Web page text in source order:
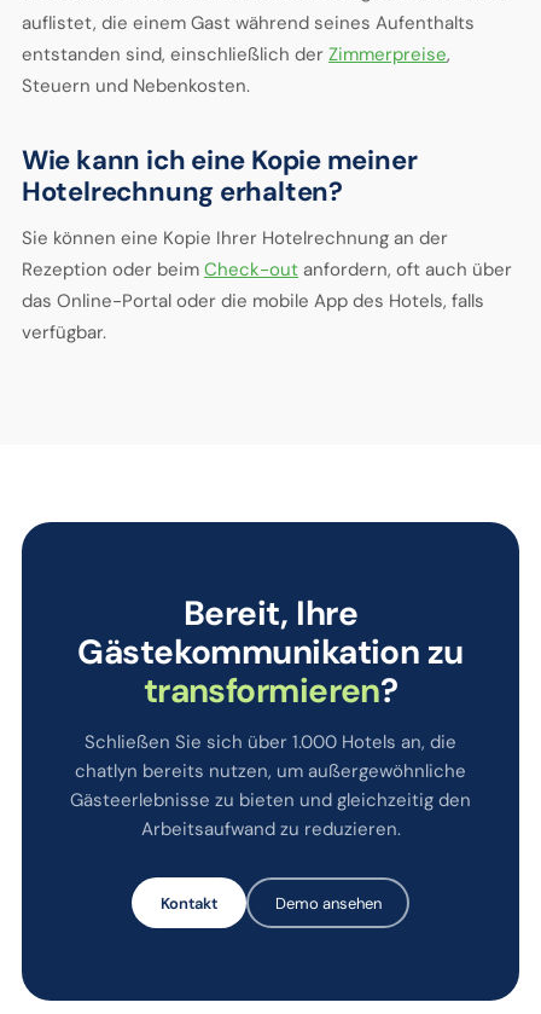
auflistet, die einem Gast während seines Aufenthalts
entstanden sind, einschließlich der Zimmerpreise,
Steuern und Nebenkosten.
Wie kann ich eine Kopie meiner
Hotelrechnung erhalten?
Sie können eine Kopie Ihrer Hotelrechnung an der
Rezeption oder beim Check-outanfordern, oft auch über
das Online-Portal oder die mobile App des Hotels, falls
verfügbar.
Bereit, Ihre
Gästekommunikation zu
transformieren?
Schließen Sie sich über 1.000 Hotels an, die
chatlyn bereits nutzen, um außergewöhnliche
Gästeerlebnisse zu bieten und gleichzeitig den
Arbeitsaufwand zu reduzieren.
Kontakt Demo ansehen